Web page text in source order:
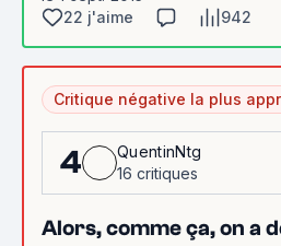
22 j'aime
942
Critique négative la plus
4
QuentinNtg
16 critiques
Alors, comme ça, on a